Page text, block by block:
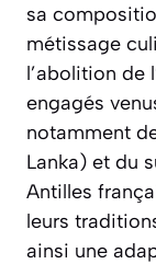
sa
métissage
l’abolition de
engagés
notamment
Lanka) et du
Antilles
leurs
ainsi une